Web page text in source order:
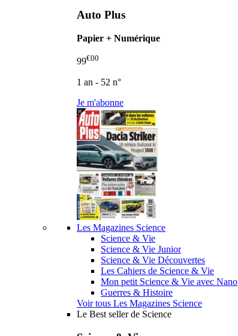
Auto Plus
Papier + Numérique
99€00
1 an - 52 n°
Je m'abonne
Les Magazines Science
Science & Vie
Science & Vie Junior
Science & Vie Découvertes
Les Cahiers de Science & Vie
Mon petit Science & Vie avec Nano
Guerres & Histoire
Voir tous Les Magazines Science
Le Best seller de Science